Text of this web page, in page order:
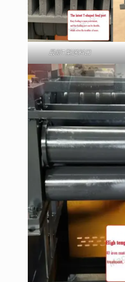
最新T型送料口